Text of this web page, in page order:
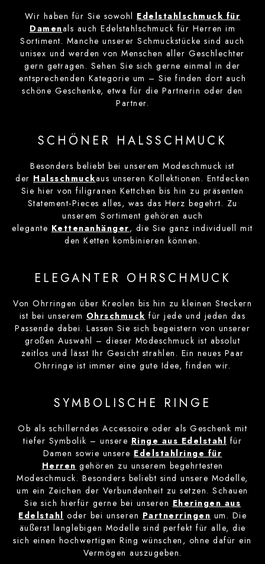
Wir haben für Sie sowohl Edelstahlschmuck für
Damenals auch Edelstahlschmuck für Herren im
Sortiment. Manche unserer Schmuckstücke sind auch
unisex und werden von Menschen aller Geschlechter
gern getragen. Sehen Sie sich gerne einmal in der
entsprechenden Kategorie um – Sie finden dort auch
schöne Geschenke, etwa für die Partnerin oder den
Partner.
SCHÖNER HALSSCHMUCK
Besonders beliebt bei unserem Modeschmuck ist
der Halsschmuckaus unseren Kollektionen. Entdecken
Sie hier von filigranen Kettchen bis hin zu präsenten
Statement-Pieces alles, was das Herz begehrt. Zu
unserem Sortiment gehören auch
elegante Kettenanhänger, die Sie ganz individuell mit
den Ketten kombinieren können.
ELEGANTER OHRSCHMUCK
Von Ohrringen über Kreolen bis hin zu kleinen Steckern
ist bei unserem Ohrschmuck für jede und jeden das
Passende dabei. Lassen Sie sich begeistern von unserer
großen Auswahl – dieser Modeschmuck ist absolut
zeitlos und lässt Ihr Gesicht strahlen. Ein neues Paar
Ohrringe ist immer eine gute Idee, finden wir.
SYMBOLISCHE RINGE
Ob als schillerndes Accessoire oder als Geschenk mit
tiefer Symbolik – unsere Ringe aus Edelstahl für
Damen sowie unsere Edelstahlringe für
Herren gehören zu unserem begehrtesten
Modeschmuck. Besonders beliebt sind unsere Modelle,
um ein Zeichen der Verbundenheit zu setzen. Schauen
Sie sich hierfür gerne bei unseren Eheringen aus
Edelstahl oder bei unseren Partnerringen um. Die
äußerst langlebigen Modelle sind perfekt für alle, die
sich einen hochwertigen Ring wünschen, ohne dafür ein
Vermögen auszugeben.